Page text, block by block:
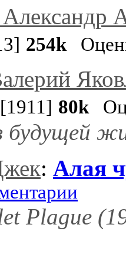
254k
[1911] 80k
будущей
: Алая
Plague